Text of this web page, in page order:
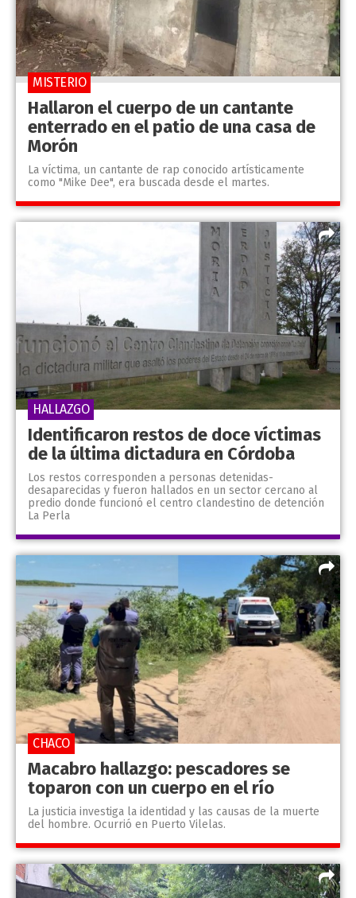
Hallaron el cuerpo de un cantante
enterrado en el patio de una casa de
Morón
La víctima, un cantante de rap conocido artísticamente
como "Mike Dee", era buscada desde el martes.
MISTERIO
Identificaron restos de doce víctimas
de la última dictadura en Córdoba
Los restos corresponden a personas detenidas-
desaparecidas y fueron hallados en un sector cercano al
predio donde funcionó el centro clandestino de detención
La Perla
HALLAZGO
Macabro hallazgo: pescadores se
toparon con un cuerpo en el río
La justicia investiga la identidad y las causas de la muerte
del hombre. Ocurrió en Puerto Vilelas.
CHACO